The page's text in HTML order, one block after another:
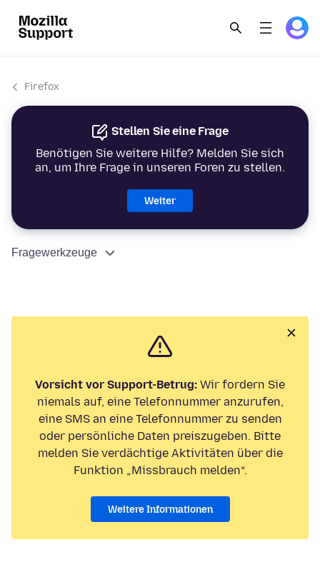
Firefox
Stellen Sie eine Frage
Benötigen Sie weitere Hilfe? Melden Sie sich
an, um Ihre Frage in unseren Foren zu stellen.
Weiter
Fragewerkzeuge
Vorsicht vor Support-Betrug: Wir fordern Sie
niemals auf, eine Telefonnummer anzurufen,
eine SMS an eine Telefonnummer zu senden
oder persönliche Daten preiszugeben. Bitte
melden Sie verdächtige Aktivitäten über die
Funktion „Missbrauch melden“.
Weitere Informationen